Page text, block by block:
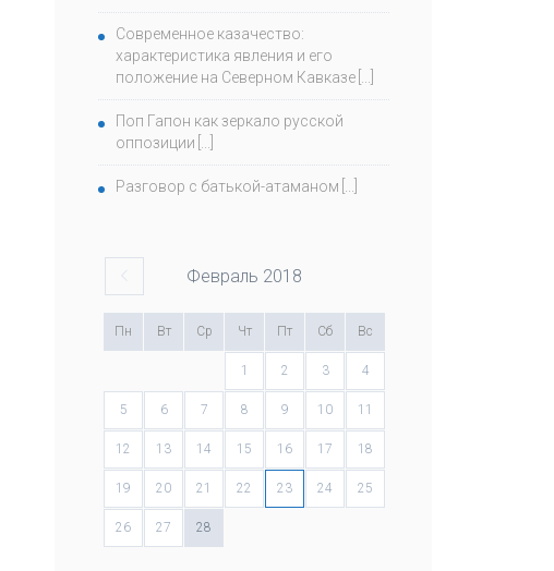
Современное казачество:
характеристика явления и его
положение на Северном Кавказе
Поп Гапон как зеркало русской
оппозиции
Разговор с батькой-атаманом
Февраль 2018
Пн Вт Ср Чт Пт Сб Вс
1 2 3 4
5 6 7 8 9 10 11
12 13 14 15 16 17 18
19 20 21 22 23 24 25
26 27 28